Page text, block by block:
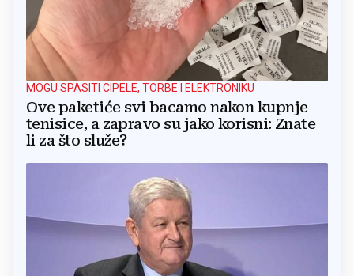
MOGU SPASITI CIPELE, TORBE I ELEKTRONIKU
Ove paketiće svi bacamo nakon kupnje
tenisice, a zapravo su jako korisni: Znate
li za što služe?